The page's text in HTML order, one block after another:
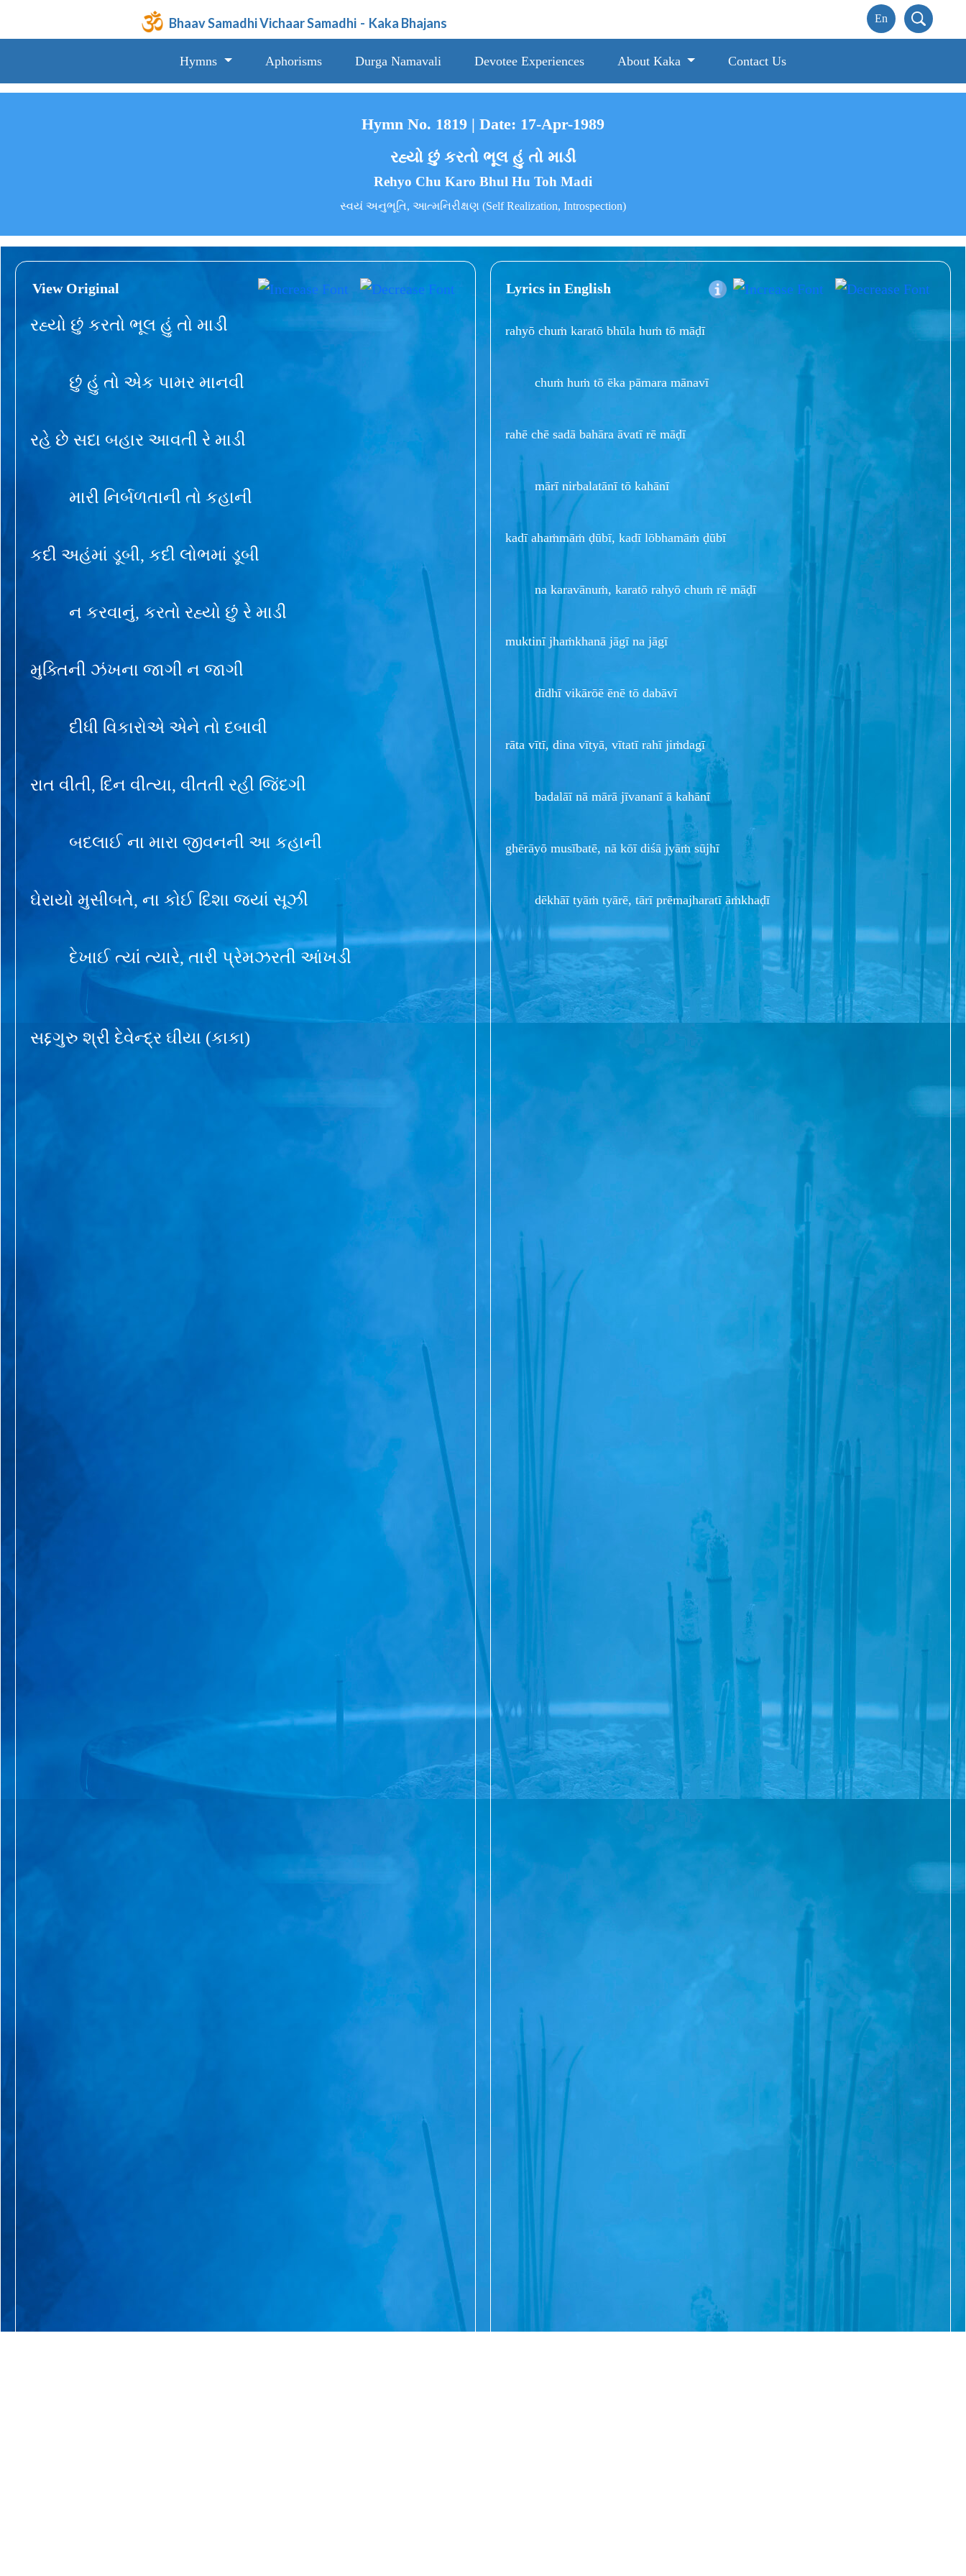
Bhaav Samadhi Vichaar Samadhi - Kaka Bhajans
Hymns Aphorisms Durga Namavali Devotee Experiences About Kaka Contact Us
Hymn No. 1819 | Date: 17-Apr-1989
રહ્યો છું કરતો ભૂલ હું તો માડી
Rehyo Chu Karo Bhul Hu Toh Madi
સ્વયં અનુભૂતિ, આત્મનિરીક્ષણ (Self Realization, Introspection)
View Original
રહ્યો છું કરતો ભૂલ હું તો માડી
છું હું તો એક પામર માનવી
રહે છે સદા બહાર આવતી રે માડી
મારી નિર્બળતાની તો કહાની
કદી અહંમાં ડૂબી, કદી લોભમાં ડૂબી
ન કરવાનું, કરતો રહ્યો છું રે માડી
મુક્તિની ઝંખના જાગી ન જાગી
દીધી વિકારોએ એને તો દબાવી
રાત વીતી, દિન વીત્યા, વીતતી રહી જિંદગી
બદલાઈ ના મારા જીવનની આ કહાની
ઘેરાયો મુસીબતે, ના કોઈ દિશા જ્યાં સૂઝી
દેખાઈ ત્યાં ત્યારે, તારી પ્રેમઝરતી આંખડી
સદ્દગુરુ શ્રી દેવેન્દ્ર ઘીયા (કાકા)
Lyrics in English
rahyō chuṁ karatō bhūla huṁ tō māḍī
chuṁ huṁ tō ēka pāmara mānavī
rahē chē sadā bahāra āvatī rē māḍī
mārī nirbalatānī tō kahānī
kadī ahaṁmāṁ ḍūbī, kadī lōbhamāṁ ḍūbī
na karavānuṁ, karatō rahyō chuṁ rē māḍī
muktinī jhaṁkhanā jāgī na jāgī
dīdhī vikārōē ēnē tō dabāvī
rāta vītī, dina vītyā, vītatī rahī jiṁdagī
badalāī nā mārā jīvananī ā kahānī
ghērāyō musībatē, nā kōī diśā jyāṁ sūjhī
dēkhāī tyāṁ tyārē, tārī prēmajharatī āṁkhaḍī